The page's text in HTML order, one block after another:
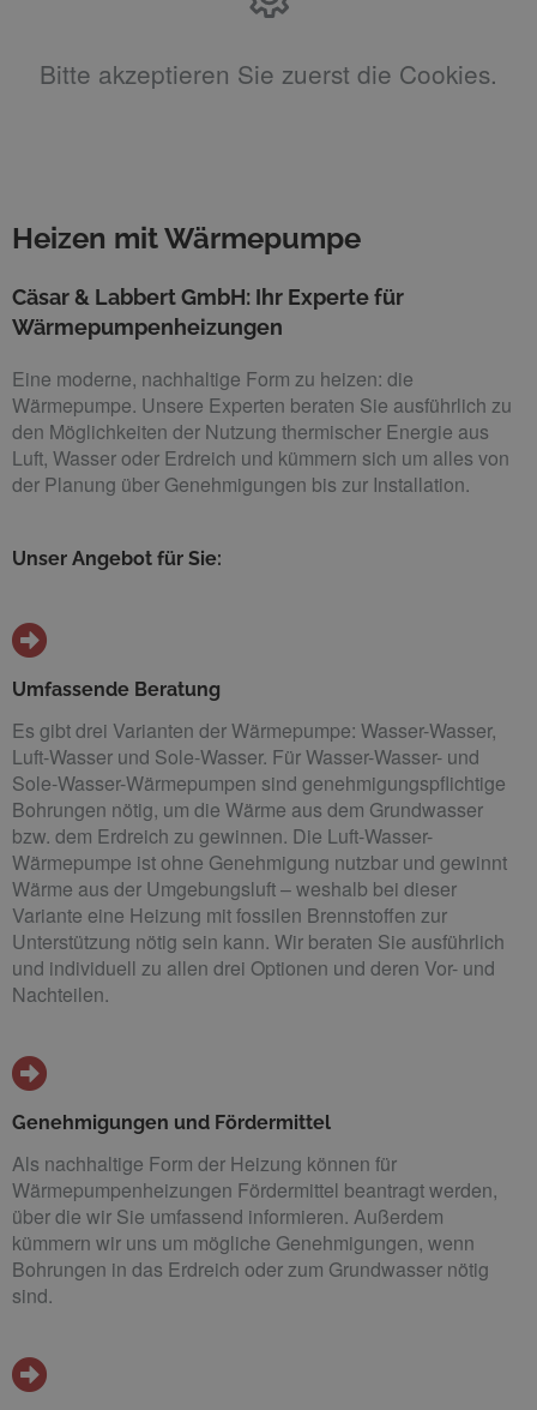
Bitte akzeptieren Sie zuerst die Cookies.
Heizen mit Wärmepumpe
Cäsar & Labbert GmbH: Ihr Experte für
Wärmepumpenheizungen
Eine moderne, nachhaltige Form zu heizen: die
Wärmepumpe. Unsere Experten beraten Sie ausführlich zu
den Möglichkeiten der Nutzung thermischer Energie aus
Luft, Wasser oder Erdreich und kümmern sich um alles von
der Planung über Genehmigungen bis zur Installation.
Unser Angebot für Sie:
Umfassende Beratung
Es gibt drei Varianten der Wärmepumpe: Wasser-Wasser,
Luft-Wasser und Sole-Wasser. Für Wasser-Wasser- und
Sole-Wasser-Wärmepumpen sind genehmigungspflichtige
Bohrungen nötig, um die Wärme aus dem Grundwasser
bzw. dem Erdreich zu gewinnen. Die Luft-Wasser-
Wärmepumpe ist ohne Genehmigung nutzbar und gewinnt
Wärme aus der Umgebungsluft – weshalb bei dieser
Variante eine Heizung mit fossilen Brennstoffen zur
Unterstützung nötig sein kann. Wir beraten Sie ausführlich
und individuell zu allen drei Optionen und deren Vor- und
Nachteilen.
Genehmigungen und Fördermittel
Als nachhaltige Form der Heizung können für
Wärmepumpenheizungen Fördermittel beantragt werden,
über die wir Sie umfassend informieren. Außerdem
kümmern wir uns um mögliche Genehmigungen, wenn
Bohrungen in das Erdreich oder zum Grundwasser nötig
sind.